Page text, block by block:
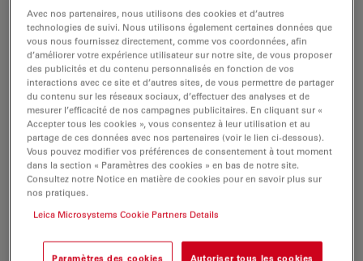
LAS Grain Expert
Cette vidéo explique comment mesurer
automatiquement les tailles de grain. Les options
Avec nos partenaires, nous utilisons des cookies et d’autres
technologies de suivi. Nous utilisons également certaines données que
vous nous fournissez directement, comme vos coordonnées, afin
d’améliorer votre expérience utilisateur sur notre site, de vous proposer
des publicités et du contenu personnalisés en fonction de vos
interactions avec ce site et d’autres sites, de vous permettre de partager
du contenu sur les réseaux sociaux, d’effectuer des analyses et de
mesurer l’efficacité de nos campagnes publicitaires. En cliquant sur «
Accepter tous les cookies », vous consentez à leur utilisation et au
partage de ces données avec nos partenaires (voir le lien ci-dessous).
Vous pouvez modifier vos préférences de consentement à tout moment
dans la section « Paramètres des cookies » en bas de notre site.
Consultez notre Notice en matière de cookies pour en savoir plus sur
nos pratiques.
Leica Microsystems Cookie Partners Details
Paramètres des cookies Autoriser tous les cookies